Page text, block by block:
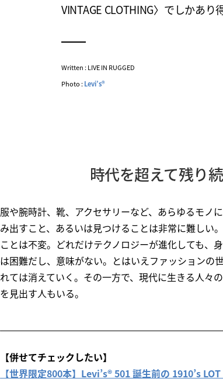
VINTAGE CLOTHING〉でしかあり
Written : LIVE IN RUGGED
Photo :Levi’s®
時代を超えて残り
服や腕時計、靴、アクセサリーなど、あらゆるモノ
み出すこと、あるいは見つけることは非常に難しい
ことは不変。どれだけテクノロジーが進化しても、
は困難だし、意味がない。とはいえファッションの
れては消えていく。その一方で、現代に生きる人々
を見出す人もいる。
【併せてチェックしたい】
【世界限定800本】Levi’s® 501 誕生前の 1910’s